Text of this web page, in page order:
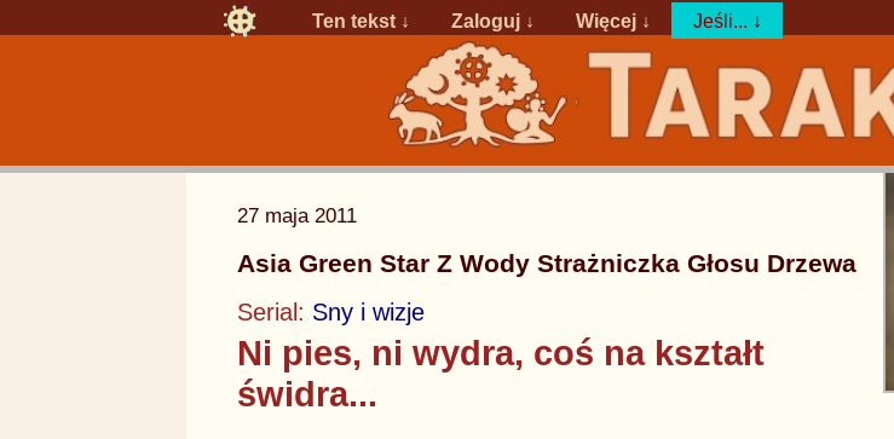
Ten tekst ↓ Zaloguj ↓ Więcej ↓ Jeśli... ↓
27 maja 2011
Asia Green Star Z Wody Strażniczka Głosu Drzewa
Serial: Sny i wizje
Ni pies, ni wydra, coś na kształt
świdra...